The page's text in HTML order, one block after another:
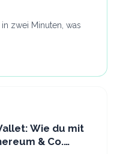
zwei Minuten, was
Wie du mit
& Co.